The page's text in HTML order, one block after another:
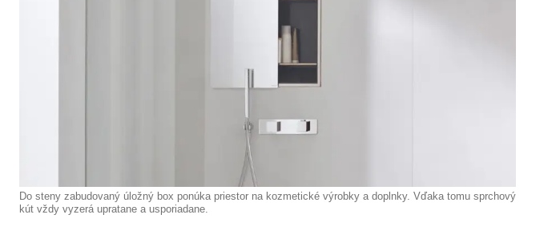
Do steny zabudovaný úložný box ponúka priestor na kozmetické výrobky a doplnky. Vďaka tomu sprchový
kút vždy vyzerá upratane a usporiadane.